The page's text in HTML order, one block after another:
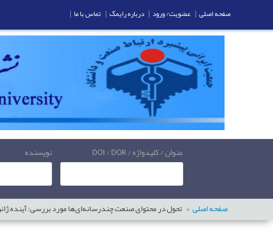
عنوان / کلیدواژه / DOI / DOR نویسنده
صفحه اصلی تحول در محتوای صنعت چندرسانه‌ای‌ها مورد بررسی: آینده‌ ژانر
صفحه اصلی | عضویت/ ورود | درباره رایمگ | تماس با ما |